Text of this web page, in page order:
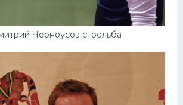
Черноусов стрельба